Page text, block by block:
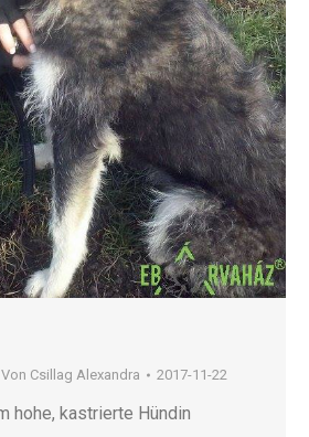
Von Csillag Alexandra 2017-11-22
hohe, kastrierte Hündin